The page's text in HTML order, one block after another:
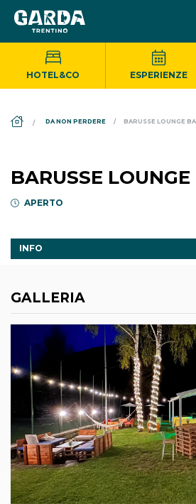
HOTEL&CO ESPERIENZE
DA NON PERDERE BARUSSE LOUNGE
BARUSSE
APERTO
INFO
GALLERIA